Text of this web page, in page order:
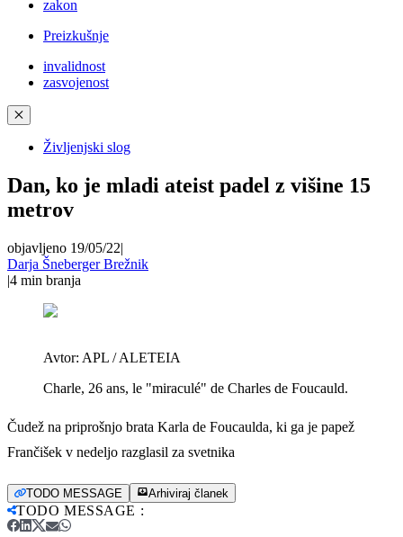
zakon
Preizkušnje
invalidnost
zasvojenost
✕
Življenjski slog
Dan, ko je mladi ateist padel z višine 15
metrov
objavljeno 19/05/22|
Darja Šneberger Brežnik
|4 min branja
Avtor: APL / ALETEIA
Charle, 26 ans, le "miraculé" de Charles de Foucauld.
Čudež na priprošnjo brata Karla de Foucaulda, ki ga je papež
Frančišek v nedeljo razglasil za svetnika
TODO MESSAGE Arhiviraj članek
TODO MESSAGE :